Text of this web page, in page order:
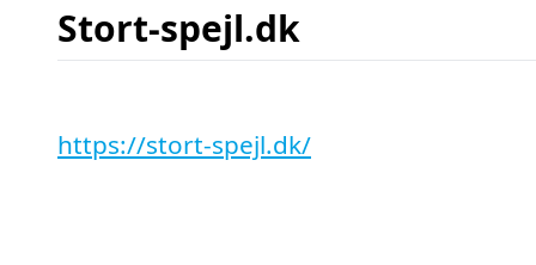
Stort-spejl.dk
https://stort-spejl.dk/